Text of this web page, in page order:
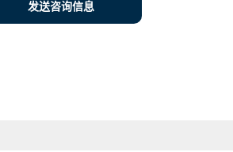
发送咨询信息